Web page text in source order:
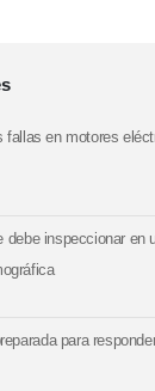
fallas en motores
inspeccionar en
para